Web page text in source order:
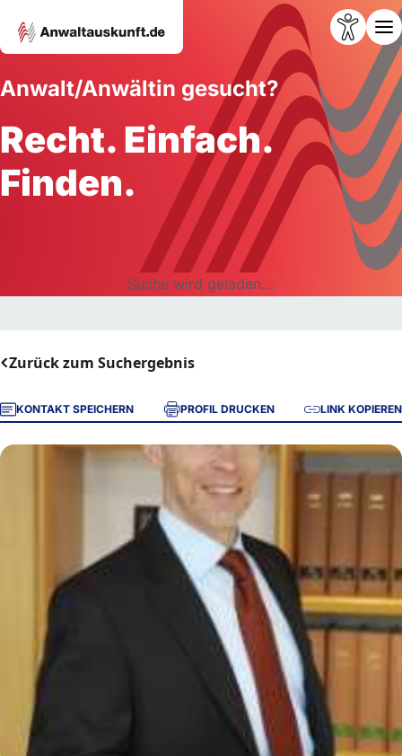
Anwalt/Anwältin gesucht?
Recht. Einfach.
Finden.
Suche wird geladen...
Zurück zum Suchergebnis
KONTAKT SPEICHERN PROFIL DRUCKEN LINK KOPIEREN